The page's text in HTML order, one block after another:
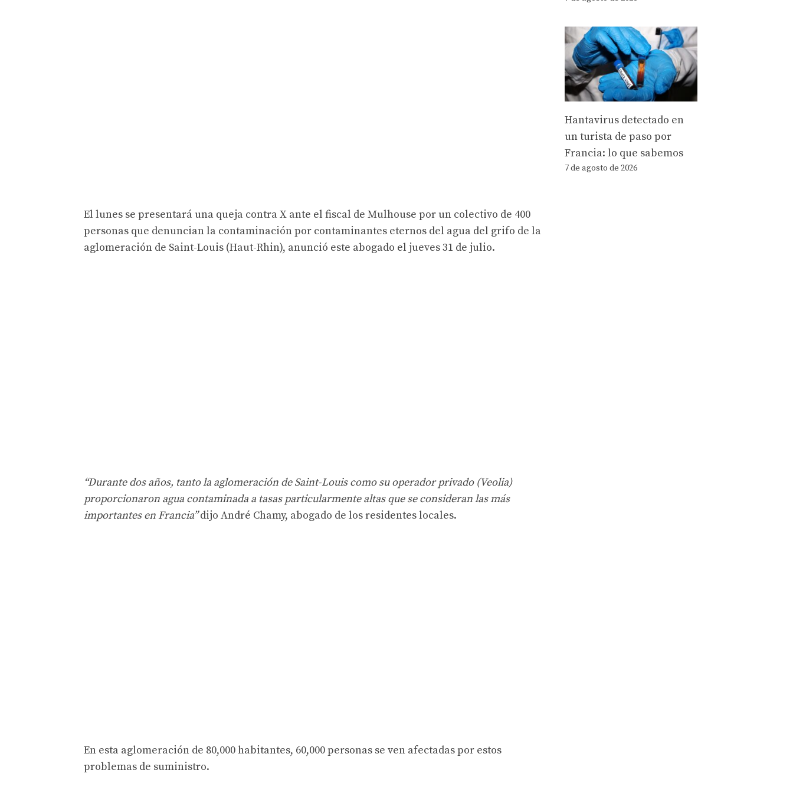
El lunes se presentará una queja contra X ante el fiscal de Mulhouse por un colectivo de 400
personas que denuncian la contaminación por contaminantes eternos del agua del grifo de la
aglomeración de Saint-Louis (Haut-Rhin), anunció este abogado el jueves 31 de julio.
“Durante dos años, tanto la aglomeración de Saint-Louis como su operador privado (Veolia)
proporcionaron agua contaminada a tasas particularmente altas que se consideran las más
importantes en Francia”dijo André Chamy, abogado de los residentes locales.
En esta aglomeración de 80,000 habitantes, 60,000 personas se ven afectadas por estos
problemas de suministro.
Hantavirus detectado en
un turista de paso por
Francia: lo que sabemos
7 de agosto de 2026